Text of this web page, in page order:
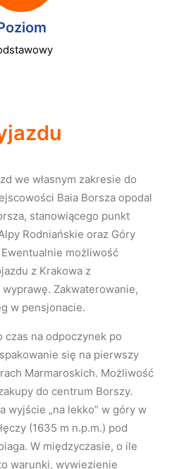
we własnym zakresie do
Baia Borsza opodal
stanowiącego punkt
Rodniańskie oraz Góry
możliwość
z Krakowa z
Zakwaterowanie,
w pensjonacie.
czas na odpoczynek po
się na pierwszy
Marmaroskich. Możliwość
do centrum Borszy.
wyjście „na lekko” w góry w
(1635 m n.p.m.) pod
W międzyczasie, o ile
warunki, wywiezienie